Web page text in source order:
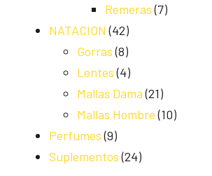
Remeras (7)
NATACION (42)
Gorras (8)
Lentes (4)
Mallas Dama (21)
Mallas Hombre (10)
Perfumes (9)
Suplementos (24)